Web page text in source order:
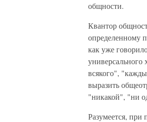
общности.
Квантор
определенному
как уже
универсального
всякого",
выразить
"никакой", "ни
Разумеется, при